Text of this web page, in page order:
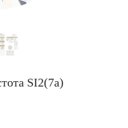
SI2(7a)